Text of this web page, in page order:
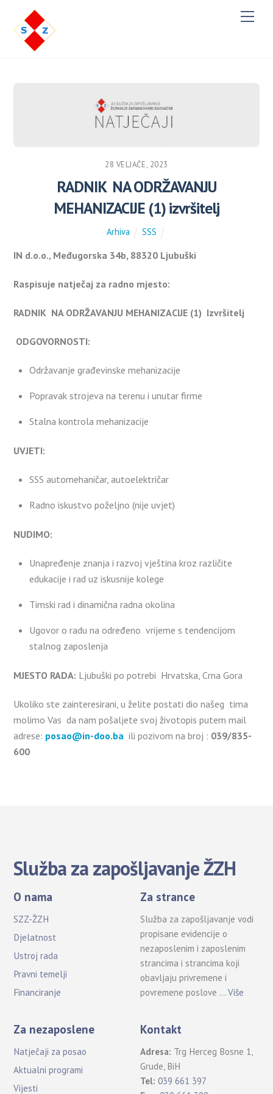
M
e
28 VELJAČE, 2023
RADNIK NA ODRŽAVANJU
MEHANIZACIJE (1) izvršitelj
Arhiva SSS
IN d.o.o., Međugorska 34b, 88320 Ljubuški
Raspisuje natječaj za radno mjesto:
RADNIK NA ODRŽAVANJU MEHANIZACIJE (1) Izvršitelj
ODGOVORNOSTI:
Održavanje građevinske mehanizacije
Popravak strojeva na terenu i unutar firme
Stalna kontrola mehanizacije
UVJETI:
SSS automehaničar, autoelektričar
Radno iskustvo poželjno (nije uvjet)
NUDIMO:
Unapređenje znanja i razvoj vještina kroz različite
edukacije i rad uz iskusnije kolege
Timski rad i dinamična radna okolina
Ugovor o radu na određeno vrijeme s tendencijom
stalnog zaposlenja
MJESTO RADA: Ljubuški po potrebi Hrvatska, Crna Gora
Ukoliko ste zainteresirani, u želite postati dio našeg tima
molimo Vas da nam pošaljete svoj životopis putem mail
adrese: posao@in-doo.ba ili pozivom na broj : 039/835-
600
Služba za zapošljavanje ŽZH
O nama
SZZ-ŽZH
Djelatnost
Ustroj rada
Pravni temelji
Financiranje
Za strance
Služba za zapošljavanje vodi
propisane evidencije o
nezaposlenim i zaposlenim
strancima i strancima koji
obavljaju privremene i
povremene poslove …Više
Za nezaposlene
Natječaji za posao
Aktualni programi
Vijesti
Kontakt
Adresa: Trg Herceg Bosne 1,
Grude, BiH
Tel: 039 661 397